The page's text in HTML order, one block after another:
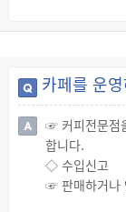
(제조업, 건설
카페를 운
☞ 커피전문점
합니다.
◇ 수입신고
☞ 판매하거나